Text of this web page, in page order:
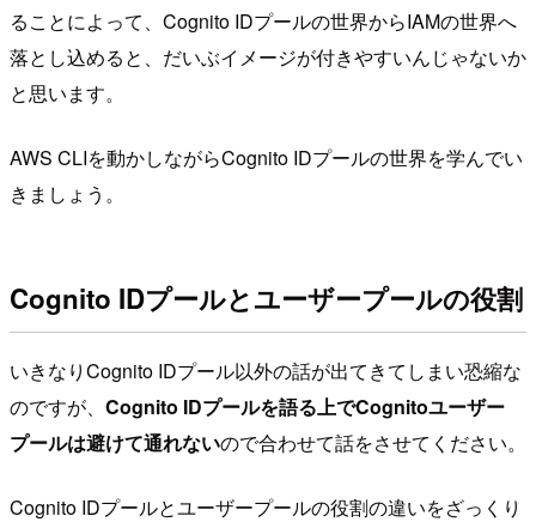
ることによって、Cognito IDプールの世界からIAMの世界へ
落とし込めると、だいぶイメージが付きやすいんじゃないか
と思います。
AWS CLIを動かしながらCognito IDプールの世界を学んでい
きましょう。
Cognito IDプールとユーザープールの役割
いきなりCognito IDプール以外の話が出てきてしまい恐縮な
のですが、 Cognito IDプールを語る上でCognitoユーザー
プールは避けて通れないので合わせて話をさせてください。
Cognito IDプールとユーザープールの役割の違いをざっくり